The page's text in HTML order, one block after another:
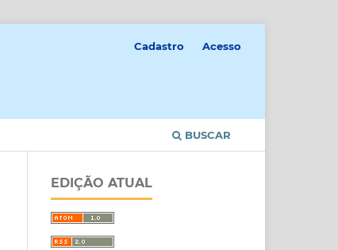
BUSCAR
Cadastro Acesso
EDIÇÃO ATUAL